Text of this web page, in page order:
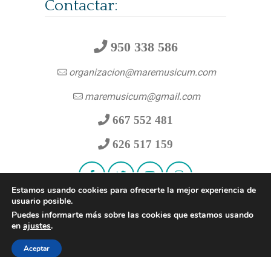
Contactar:
950 338 586
organizacion@maremusicum.com
maremusicum@gmail.com
667 552 481
626 517 159
© 2026
| Accesibilidad
Estamos usando cookies para ofrecerte la mejor experiencia de
usuario posible.
Puedes informarte más sobre las cookies que estamos usando
en ajustes.
Aceptar